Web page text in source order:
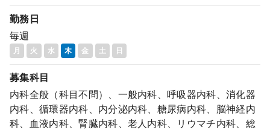
成功事例
転職ノウハウ
受付時間 9:00 ～ 18:00（平日）
0120-337-613
勤務日
毎週
月 火 水 木 金 土 日
募集科目
内科全般（科目不問）、一般内科、呼吸器内科、消化器
内科、循環器内科、内分泌内科、糖尿病内科、脳神経内
科、血液内科、腎臓内科、老人内科、リウマチ内科、総